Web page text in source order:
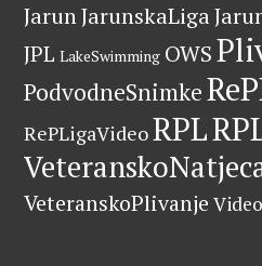
JarunJarunskaLiga
JPL LakeSwimming OWS
PodvodneSnimke
RePLigaVideoRPL
VeteranskoPlivanje